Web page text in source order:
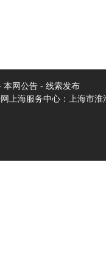
本网公告 - 线索发布
上海服务中心：上海市